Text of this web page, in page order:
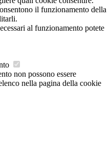
il funzionamento della
al funzionamento potete
non possono essere
nella pagina della cookie